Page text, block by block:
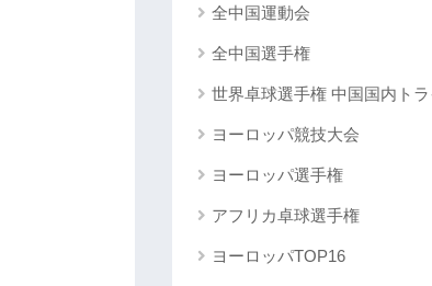
全中国運動会
全中国選手権
世界卓球選手権 中国国内ト
ヨーロッパ競技大会
ヨーロッパ選手権
アフリカ卓球選手権
ヨーロッパTOP16